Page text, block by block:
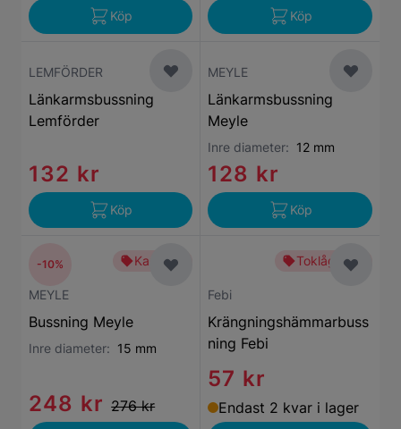
Köp Köp
LEMFÖRDER
Länkarmsbussning
Lemförder
132 kr
Köp
MEYLE
Länkarmsbussning
Meyle
Inre diameter: 12 mm
128 kr
Köp
Kampanj
MEYLE
Bussning Meyle
Inre diameter: 15 mm
248 kr 276 kr
-10% Toklågt pris
Febi
Krängningshämmarbuss
ning Febi
57 kr
Endast 2 kvar i lager